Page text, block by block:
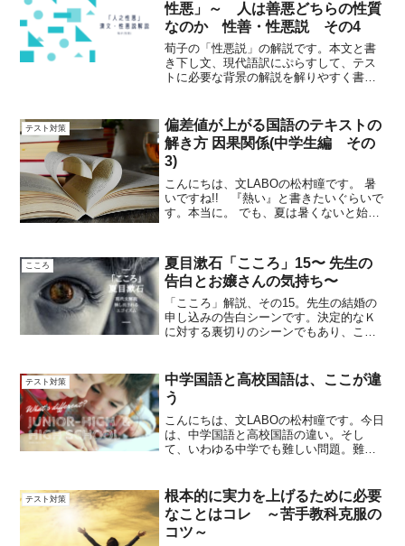
性悪」～ 人は善悪どちらの性質
なのか 性善・性悪説 その4
荀子の「性悪説」の解説です。本文と書
き下し文、現代語訳にぷらすして、テス
トに必要な背景の解説を解りやすく書い
テスト対策
偏差値が上がる国語のテキストの
解き方 因果関係(中学生編 その
3)
こんにちは、文LABOの松村瞳です。 暑
いですね!! 『熱い』と書きたいぐらいで
す。本当に。 でも、夏は暑くないと始ま
楽しみが待っていると思って、今日も張
り切ってまいり...
こころ
夏目漱石「こころ」15〜 先生の
告白とお嬢さんの気持ち〜
「こころ」解説、その15。先生の結婚の
申し込みの告白シーンです。決定的なＫ
に対する裏切りのシーンでもあり、この
す。そして、この遺書は先生が昔の出来
事を思い出しながら書い...
テスト対策
中学国語と高校国語は、ここが違
う
こんにちは、文LABOの松村瞳です。今日
は、中学国語と高校国語の違い。そし
て、いわゆる中学でも難しい問題。難題
を解説します。【抽象と具体】国語の課
題。それは、高校受験の...
テスト対策
根本的に実力を上げるために必要
なことはコレ ～苦手教科克服の
コツ～